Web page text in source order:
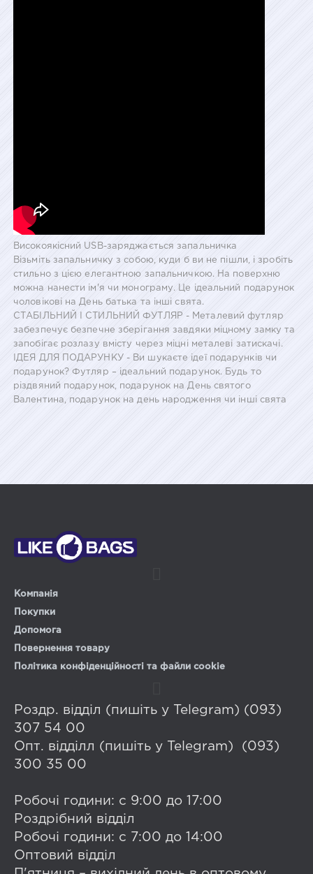
Високоякісний USB-заряджається запальничка
Візьміть запальничку з собою, куди б ви не пішли, і зробіть
стильно з цією елегантною запальничкою. На поверхню
можна нанести ім'я чи монограму. Це ідеальний подарунок
чоловікові на День батька та інші свята.
СТАБІЛЬНИЙ І СТИЛЬНИЙ ФУТЛЯР - Металевий футляр
забезпечує безпечне зберігання завдяки міцному замку та
запобігає розлазу вмісту через міцні металеві затискачі.
ІДЕЯ ДЛЯ ПОДАРУНКУ - Ви шукаєте ідеї подарунків чи
подарунок? Футляр – ідеальний подарунок. Будь то
різдвяний подарунок, подарунок на День святого
Валентина, подарунок на день народження чи інші свята
Компанія
Покупки
Допомога
Повернення товару
Політика конфіденційності та файли cookie
Роздр. відділ (пишіть у Telegram) (093)
307 54 00
Опт. відділл (пишіть у Telegram) (093)
300 35 00
Робочі години: с 9:00 до 17:00
Роздрібний відділ
Робочі години: с 7:00 до 14:00
Оптовий відділ